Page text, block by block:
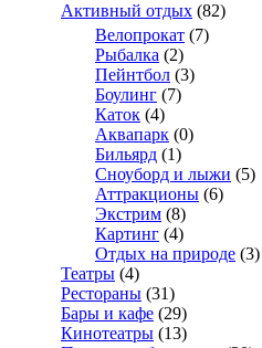
Активный отдых (82)
Велопрокат (7)
Рыбалка (2)
Пейнтбол (3)
Боулинг (7)
Каток (4)
Аквапарк (0)
Бильярд (1)
Сноуборд и лыжи (5)
Аттракционы (6)
Экстрим (8)
Картинг (4)
Отдых на природе (3)
Театры (4)
Рестораны (31)
Бары и кафе (29)
Кинотеатры (13)